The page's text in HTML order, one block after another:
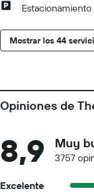
Estacionamiento
Mostrar los 44
Opiniones de
8,9 Muy
3757
Excelente